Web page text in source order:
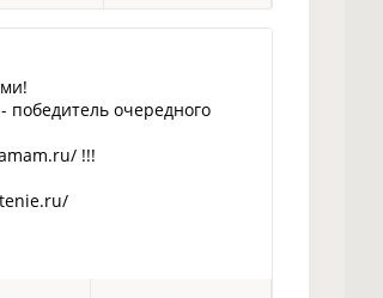
очередного
!!!